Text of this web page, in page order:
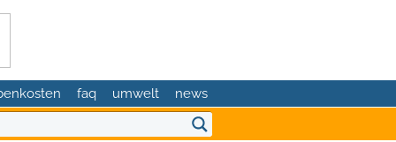
faq umwelt news